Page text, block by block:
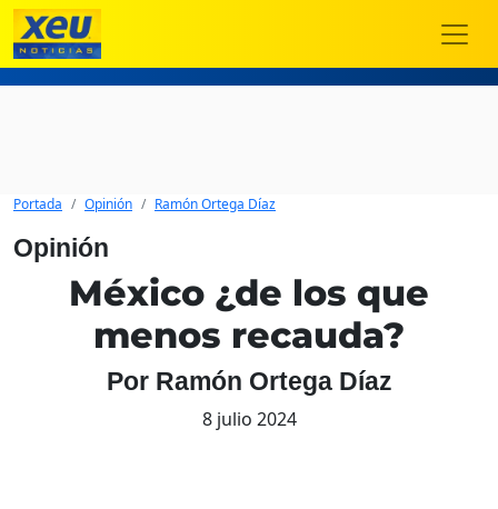
Portada Opinión Ramón Ortega Díaz
Opinión
México ¿de los que
menos recauda?
Por Ramón Ortega Díaz
8 julio 2024